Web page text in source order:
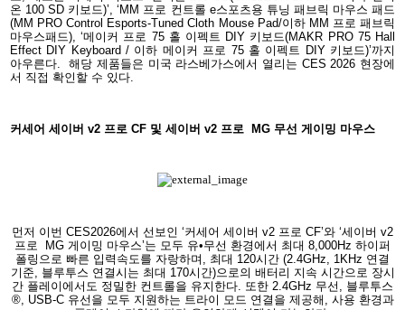
온 100 SD 키보드)’, ‘MM 프로 컨트롤 e스포츠용 튜닝 패브릭 마우스 패드
(MM PRO Control Esports-Tuned Cloth Mouse Pad/이하 MM 프로 패브릭
마우스패드), ‘메이커 프로 75 홀 이펙트 DIY 키보드(MAKR PRO 75 Hall
Effect DIY Keyboard / 이하 메이커 프로 75 홀 이펙트 DIY 키보드)’까지
아우른다.
해당 제품들은 미국 라스베가스에서 열리는 CES 2026 현장에
서 직접 확인할 수 있다.
커세어 세이버 v2 프로 CF 및 세이버 v2 프로 MG 무선 게이밍 마우스
먼저 이번 CES2026에서 선보인 ‘커세어 세이버 v2 프로 CF’와 ‘세이버 v2
프로
MG 게이밍 마우스’는 모두 유•무선 환경에서 최대 8,000Hz 하이퍼
폴링으로 빠른 입력속도를 자랑하며, 최대 120시간 (2.4GHz, 1KHz 연결
기준, 블루투스 연결시는 최대 170시간)으로의 배터리 지속 시간으로 장시
간 플레이에서도 정밀한 컨트롤을 유지한다. 또한 2.4GHz 무선, 블루투스
®, USB-C 유선을 모두 지원하는 트라이 모드 연결을 제공해, 사용 환경과